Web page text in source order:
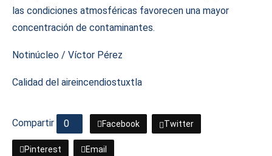
las condiciones atmosféricas favorecen una mayor
concentración de contaminantes.
Notinúcleo / Víctor Pérez
Calidad del aireincendiostuxtla
Compartir 0 Facebook Twitter
Pinterest Email